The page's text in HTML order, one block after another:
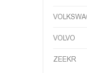
VOLVO
ZEEKR